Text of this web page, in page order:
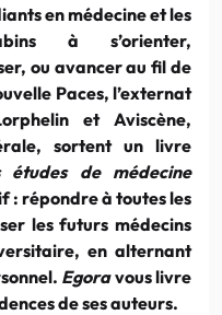
en médecine et les
à s’orienter,
ou avancer au fil de
Paces, l’externat
et Aviscène,
sortent un livre
de médecine
: répondre à toutes les
les futurs médecins
en alternant
Egoravous livre
de ses auteurs.